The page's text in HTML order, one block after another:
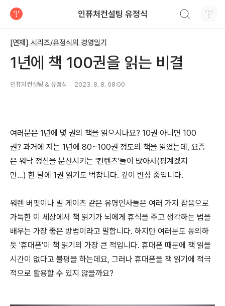
인퓨처컨설팅 유정식
[연재] 시리즈/유정식의 경영일기
1년에 책 100권을 읽는 비결
인퓨처컨설팅 & 유정식 2023. 8. 8. 08:00
여러분은 1년에 몇 권의 책을 읽으시나요? 10권 아니면 100
권? 과거에 저는 1년에 80~100권 정도의 책을 읽었는데, 요즘
은 워낙 정신을 분산시키는 '컨텐츠'들이 많아서(핑계겠지
만...) 한 달에 1권 읽기도 벅찹니다. 깊이 반성 중입니다.
워렌 버핏이나 빌 게이츠 같은 유명인사들은 여러 가지 잡음으로
가득한 이 세상에서 책 읽기가 뇌에게 휴식을 주고 생각하는 법을
배우는 가장 좋은 방법이라고 말합니다. 하지만 여러분도 동의하
듯 '휴대폰'이 책 읽기의 가장 큰 적입니다. 휴대폰 때문에 책 읽을
시간이 없다고 불평을 하는데요, 그러나 휴대폰을 책 읽기에 적극
적으로 활용할 수 있지 않을까요?